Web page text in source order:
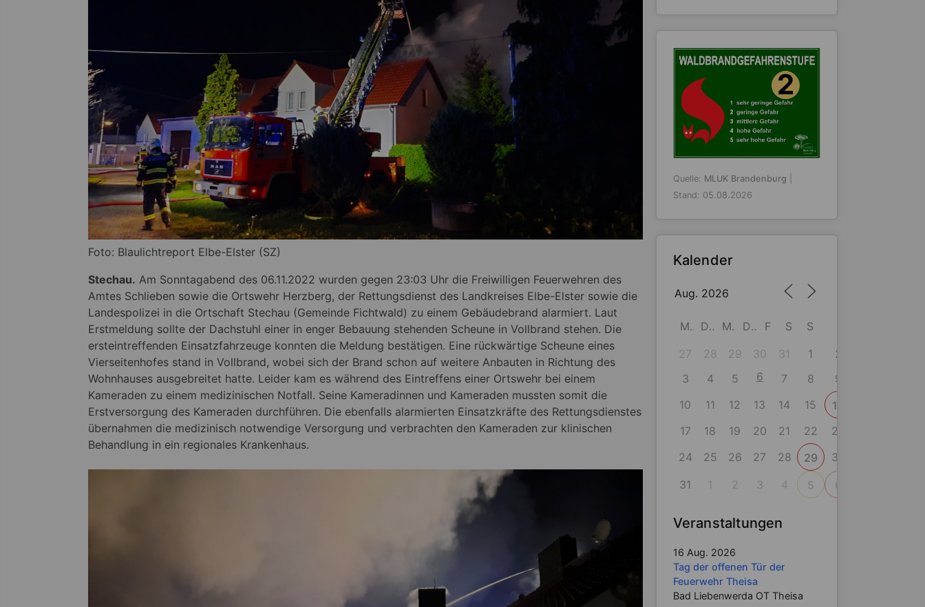
Foto: Blaulichtreport Elbe-Elster (SZ)
Stechau. Am Sonntagabend des 06.11.2022 wurden gegen 23:03 Uhr die Freiwilligen Feuerwehren des
Amtes Schlieben sowie die Ortswehr Herzberg, der Rettungsdienst des Landkreises Elbe-Elster sowie die
Landespolizei in die Ortschaft Stechau (Gemeinde Fichtwald) zu einem Gebäudebrand alarmiert. Laut
Erstmeldung sollte der Dachstuhl einer in enger Bebauung stehenden Scheune in Vollbrand stehen. Die
ersteintreffenden Einsatzfahrzeuge konnten die Meldung bestätigen. Eine rückwärtige Scheune eines
Vierseitenhofes stand in Vollbrand, wobei sich der Brand schon auf weitere Anbauten in Richtung des
Wohnhauses ausgebreitet hatte. Leider kam es während des Eintreffens einer Ortswehr bei einem
Kameraden zu einem medizinischen Notfall. Seine Kameradinnen und Kameraden mussten somit die
Erstversorgung des Kameraden durchführen. Die ebenfalls alarmierten Einsatzkräfte des Rettungsdienstes
übernahmen die medizinisch notwendige Versorgung und verbrachten den Kameraden zur klinischen
Behandlung in ein regionales Krankenhaus.
2
Quelle: MLUK Brandenburg
Stand: 05.08.2026
Kalender
Aug. 2026
M D M D F S
S
27
28 29 30 31 1
2
3
4 5 6 7 8
9
10
11 12 13 14 15
16
17
18 19 20 21 22
23
24
25 26 27 28 29
30
31
1 2 3 4 5 6
Veranstaltungen
16 Aug. 2026
Tag der offenen Tür der
Feuerwehr Theisa
Bad Liebenwerda OT Theisa